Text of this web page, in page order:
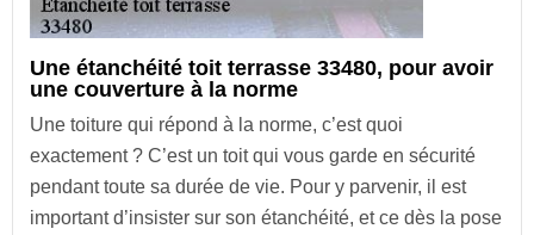
Une étanchéité toit terrasse 33480, pour avoir
une couverture à la norme
Une toiture qui répond à la norme, c’est quoi
exactement ? C’est un toit qui vous garde en sécurité
pendant toute sa durée de vie. Pour y parvenir, il est
important d’insister sur son étanchéité, et ce dès la pose